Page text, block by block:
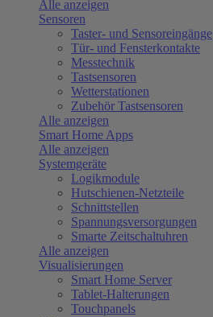
Alle anzeigen
Sensoren
Taster- und Sensoreingänge
Tür- und Fensterkontakte
Messtechnik
Tastsensoren
Wetterstationen
Zubehör Tastsensoren
Alle anzeigen
Smart Home Apps
Alle anzeigen
Systemgeräte
Logikmodule
Hutschienen-Netzteile
Schnittstellen
Spannungsversorgungen
Smarte Zeitschaltuhren
Alle anzeigen
Visualisierungen
Smart Home Server
Tablet-Halterungen
Touchpanels